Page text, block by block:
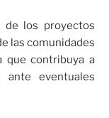
de los proyectos
las comunidades
que contribuya a
ante eventuales